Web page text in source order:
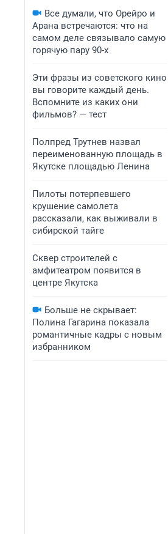
Все думали, что Орейро и
Арана встречаются: что на
самом деле связывало самую
горячую пару 90-х
Эти фразы из советского кино
вы говорите каждый день.
Вспомните из каких они
фильмов? — тест
Полпред Трутнев назвал
переименованную площадь в
Якутске площадью Ленина
Пилоты потерпевшего
крушение самолета
рассказали, как выживали в
сибирской тайге
Сквер строителей с
амфитеатром появится в
центре Якутска
Больше не скрывает:
Полина Гагарина показала
романтичные кадры с новым
избранником